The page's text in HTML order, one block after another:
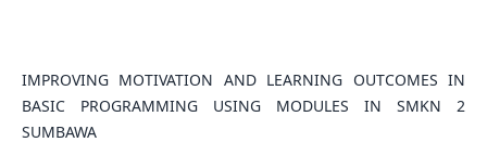
IMPROVING MOTIVATION AND LEARNING OUTCOMES IN
BASIC PROGRAMMING USING MODULES IN SMKN 2
SUMBAWA